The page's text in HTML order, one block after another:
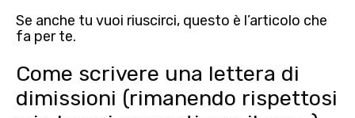
Se anche tu vuoi riuscirci, questo è l’articolo che
fa per te.
Come scrivere una lettera di
dimissioni (rimanendo rispettosi